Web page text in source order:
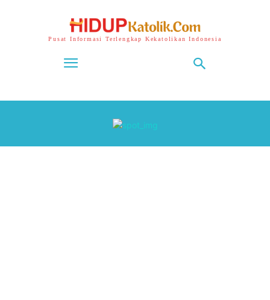
Pusat Informasi Terlengkap Kekatolikan Indonesia